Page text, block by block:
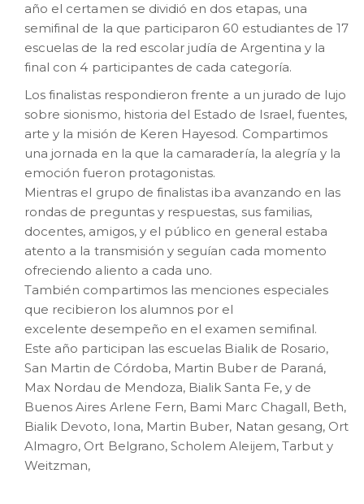
año el certamen se dividió en dos etapas, una
semifinal de la que participaron 60 estudiantes de 17
escuelas de la red escolar judía de Argentina y la
final con 4 participantes de cada categoría.
Los finalistas respondieron frente a un jurado de lujo
sobre sionismo, historia del Estado de Israel, fuentes,
arte y la misión de Keren Hayesod. Compartimos
una jornada en la que la camaradería, la alegría y la
emoción fueron protagonistas.
Mientras el grupo de finalistas iba avanzando en las
rondas de preguntas y respuestas, sus familias,
docentes, amigos, y el público en general estaba
atento a la transmisión y seguían cada momento
ofreciendo aliento a cada uno.
También compartimos las menciones especiales
que recibieron los alumnos por el
excelente desempeño en el examen semifinal.
Este año participan las escuelas Bialik de Rosario,
San Martin de Córdoba, Martin Buber de Paraná,
Max Nordau de Mendoza, Bialik Santa Fe, y de
Buenos Aires Arlene Fern, Bami Marc Chagall, Beth,
Bialik Devoto, Iona, Martin Buber, Natan gesang, Ort
Almagro, Ort Belgrano, Scholem Aleijem, Tarbut y
Weitzman,